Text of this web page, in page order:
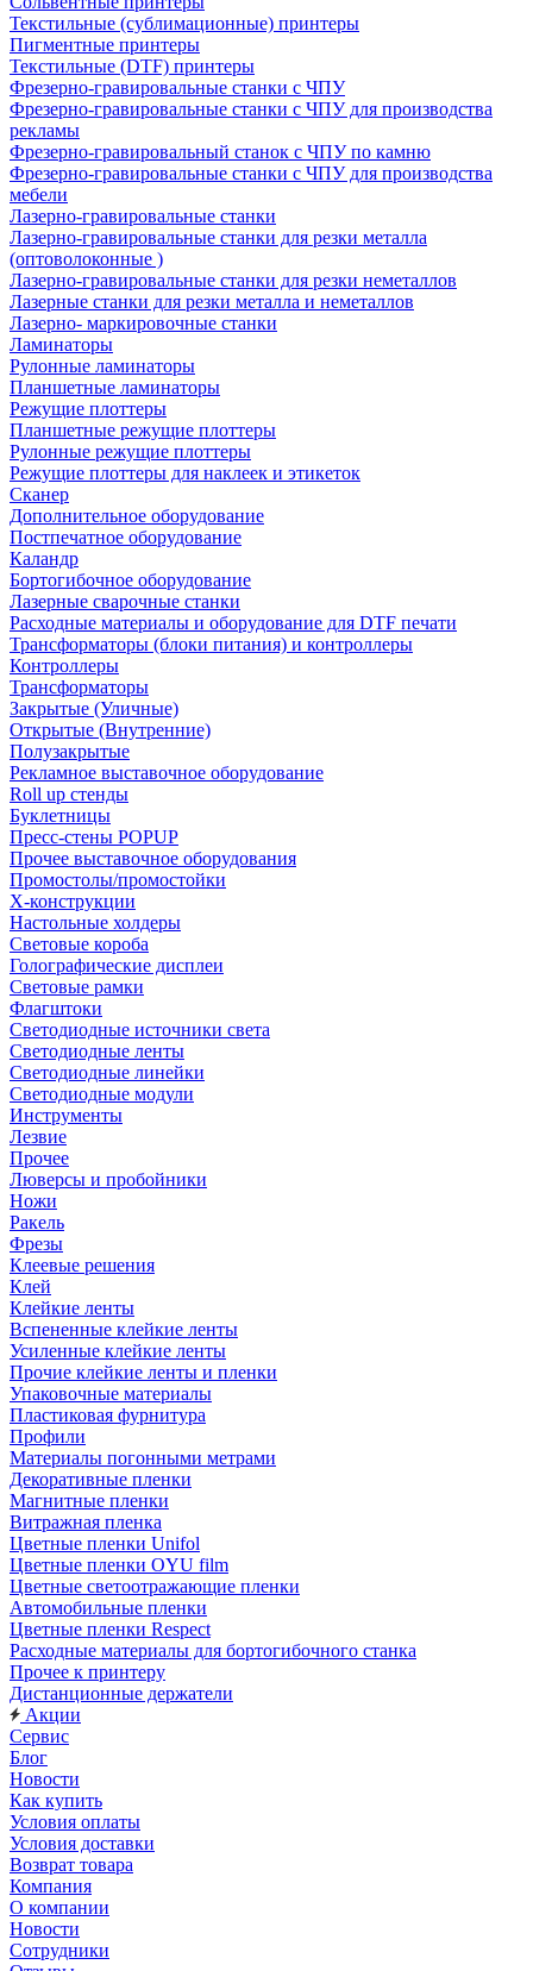
Текстильные (сублимационные) принтеры
Пигментные принтеры
Текстильные (DTF) принтеры
Фрезерно-гравировальные станки с ЧПУ
Фрезерно-гравировальные станки с ЧПУ для производства
рекламы
Фрезерно-гравировальный станок с ЧПУ по камню
Фрезерно-гравировальные станки с ЧПУ для производства
мебели
Лазерно-гравировальные станки
Лазерно-гравировальные станки для резки металла
(оптоволоконные )
Лазерно-гравировальные станки для резки неметаллов
Лазерные станки для резки металла и неметаллов
Лазерно- маркировочные станки
Ламинаторы
Рулонные ламинаторы
Планшетные ламинаторы
Режущие плоттеры
Планшетные режущие плоттеры
Рулонные режущие плоттеры
Режущие плоттеры для наклеек и этикеток
Сканер
Дополнительное оборудование
Постпечатное оборудование
Каландр
Бортогибочное оборудование
Лазерные сварочные станки
Расходные материалы и оборудование для DTF печати
Трансформаторы (блоки питания) и контроллеры
Контроллеры
Трансформаторы
Закрытые (Уличные)
Открытые (Внутренние)
Полузакрытые
Рекламное выставочное оборудование
Roll up стенды
Буклетницы
Пресс-стены POPUP
Прочее выставочное оборудования
Промостолы/промостойки
Х-конструкции
Настольные холдеры
Световые короба
Голографические дисплеи
Световые рамки
Флагштоки
Светодиодные источники света
Светодиодные ленты
Светодиодные линейки
Светодиодные модули
Инструменты
Лезвие
Прочее
Люверсы и пробойники
Ножи
Ракель
Фрезы
Клеевые решения
Клей
Клейкие ленты
Вспененные клейкие ленты
Усиленные клейкие ленты
Прочие клейкие ленты и пленки
Упаковочные материалы
Пластиковая фурнитура
Профили
Материалы погонными метрами
Декоративные пленки
Магнитные пленки
Витражная пленка
Цветные пленки Unifol
Цветные пленки OYU film
Цветные светоотражающие пленки
Автомобильные пленки
Цветные пленки Respect
Расходные материалы для бортогибочного станка
Прочее к принтеру
Дистанционные держатели
Акции
Сервис
Блог
Новости
Как купить
Условия оплаты
Условия доставки
Возврат товара
Компания
О компании
Новости
Сотрудники